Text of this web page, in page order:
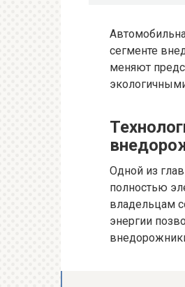
сегменте
меняют
Одной из
полностью
владельцам
энергии